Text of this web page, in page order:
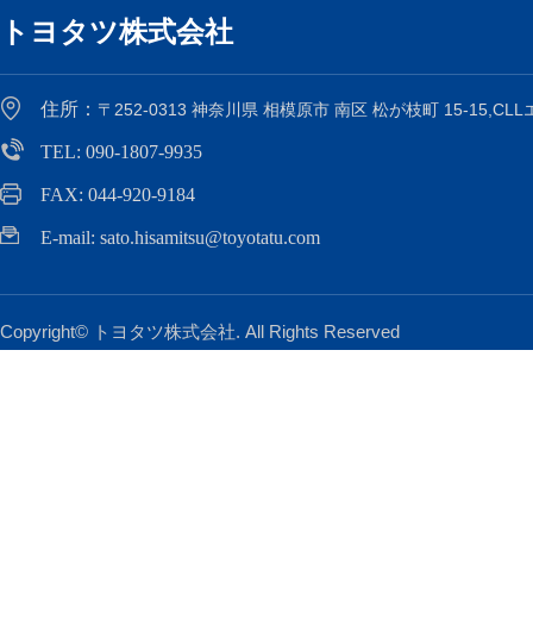
トヨタツ株式会社
住所： 〒252-0313 神奈川県 相模原市 南区 松が枝町 15-15,CLL
TEL: 090-1807-9935
FAX: 044-920-9184
E-mail: sato.hisamitsu@toyotatu.com
Copyright© トヨタツ株式会社. All Rights Reserved